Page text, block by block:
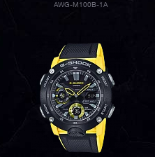
AWG-M100B-1A